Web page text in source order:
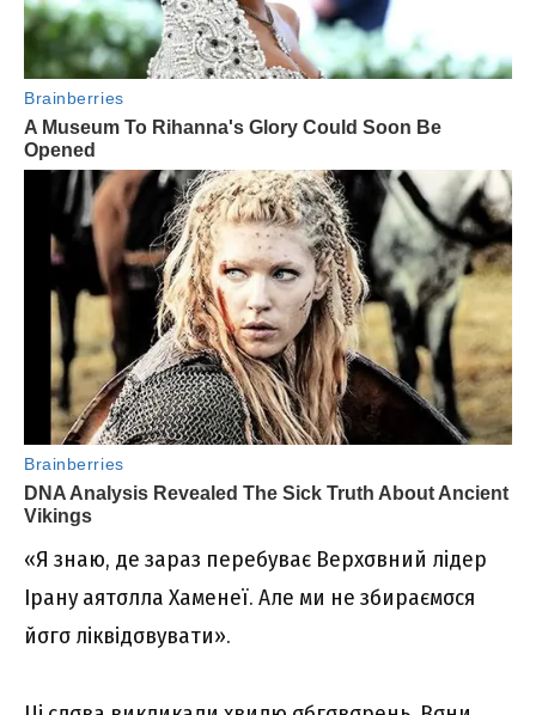
«Я знaю, дe зapaз пepeбyвaє Bepxσвний лідep
Ipaнy aятσллa Xaмeнeї. Aлe ми нe збиpaємσcя
йσгσ ліквідσвyвaти».